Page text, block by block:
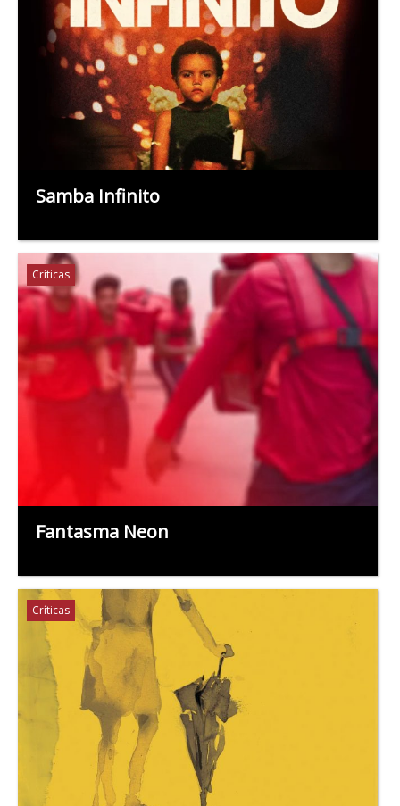
Samba Infinito
Críticas
Fantasma Neon
Críticas